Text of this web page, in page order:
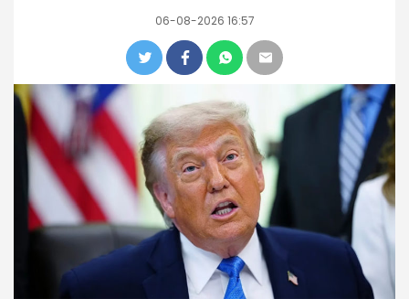
06-08-2026 16:57